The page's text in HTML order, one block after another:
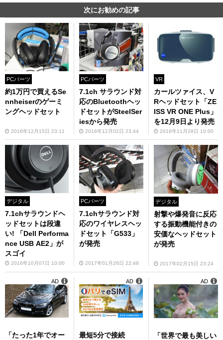
次にお勧めの記事
PCパーツ
約1万円で買えるSe
nnheiserのゲーミ
ングヘッドセット
2016年12月15日 23:11
PCパーツ
7.1ch サラウンド対
応のBluetoothヘッ
ドセットがSteelSer
iesから発売
2016年12月02日 23:44
VR
カールツァイス、V
Rヘッドセット「ZE
ISS VR ONE Plus」
を12月9日より発売
2016年11月28日 10:00
デジタル
7.1chサラウンドヘ
ッドセットは段違
い! 「Dell Performa
nce USB AE2」が
スゴイ
2016年10月07日 10:00
PCパーツ
7.1chサラウンド対
応のワイヤレスヘッ
ドセット「G533」
が発売
2017年01月26日 22:48
デジタル
射撃や爆発音に反応
する振動機能付きの
安価なヘッドセット
が発売
2017年02月15日 23:24
「たった1年でオー
AD
最短5分で接続
AD
「世界で最も美しい
AD